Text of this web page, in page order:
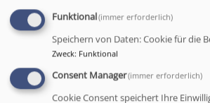
Stettener Str.11 | 91177 Thalmässing
Telefon: 09173 1300 | Fax: 09173
zd.jura@diakonie-sl.de
Roth / Schwabach:
Steigerwaldstraße1 | 91126
Funktional(immer erforderlich)
Speichern von Daten: Cookie für die
Zweck: Funktional
Consent Manager(immer erforderlich)
Cookie Consent speichert Ihre